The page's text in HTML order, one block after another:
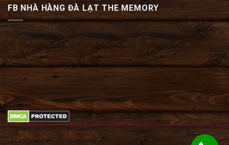
FB NHÀ HÀNG ĐÀ LẠT THE MEMORY